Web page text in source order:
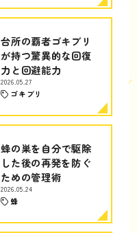
台所の覇者ゴキブリ
が持つ驚異的な回復
力と回避能力
2026.05.27
ゴキブリ
蜂の巣を自分で駆除
した後の再発を防ぐ
ための管理術
2026.05.24
蜂